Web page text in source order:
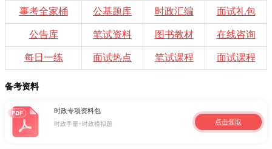
事考全家桶 公基题库 时政汇编 面试礼包
公告库 笔试资料 图书教材 在线咨询
每日一练 面试热点 笔试课程 面试课程
备考资料
时政专项资料包
时政手册+时政模拟题 点击领取